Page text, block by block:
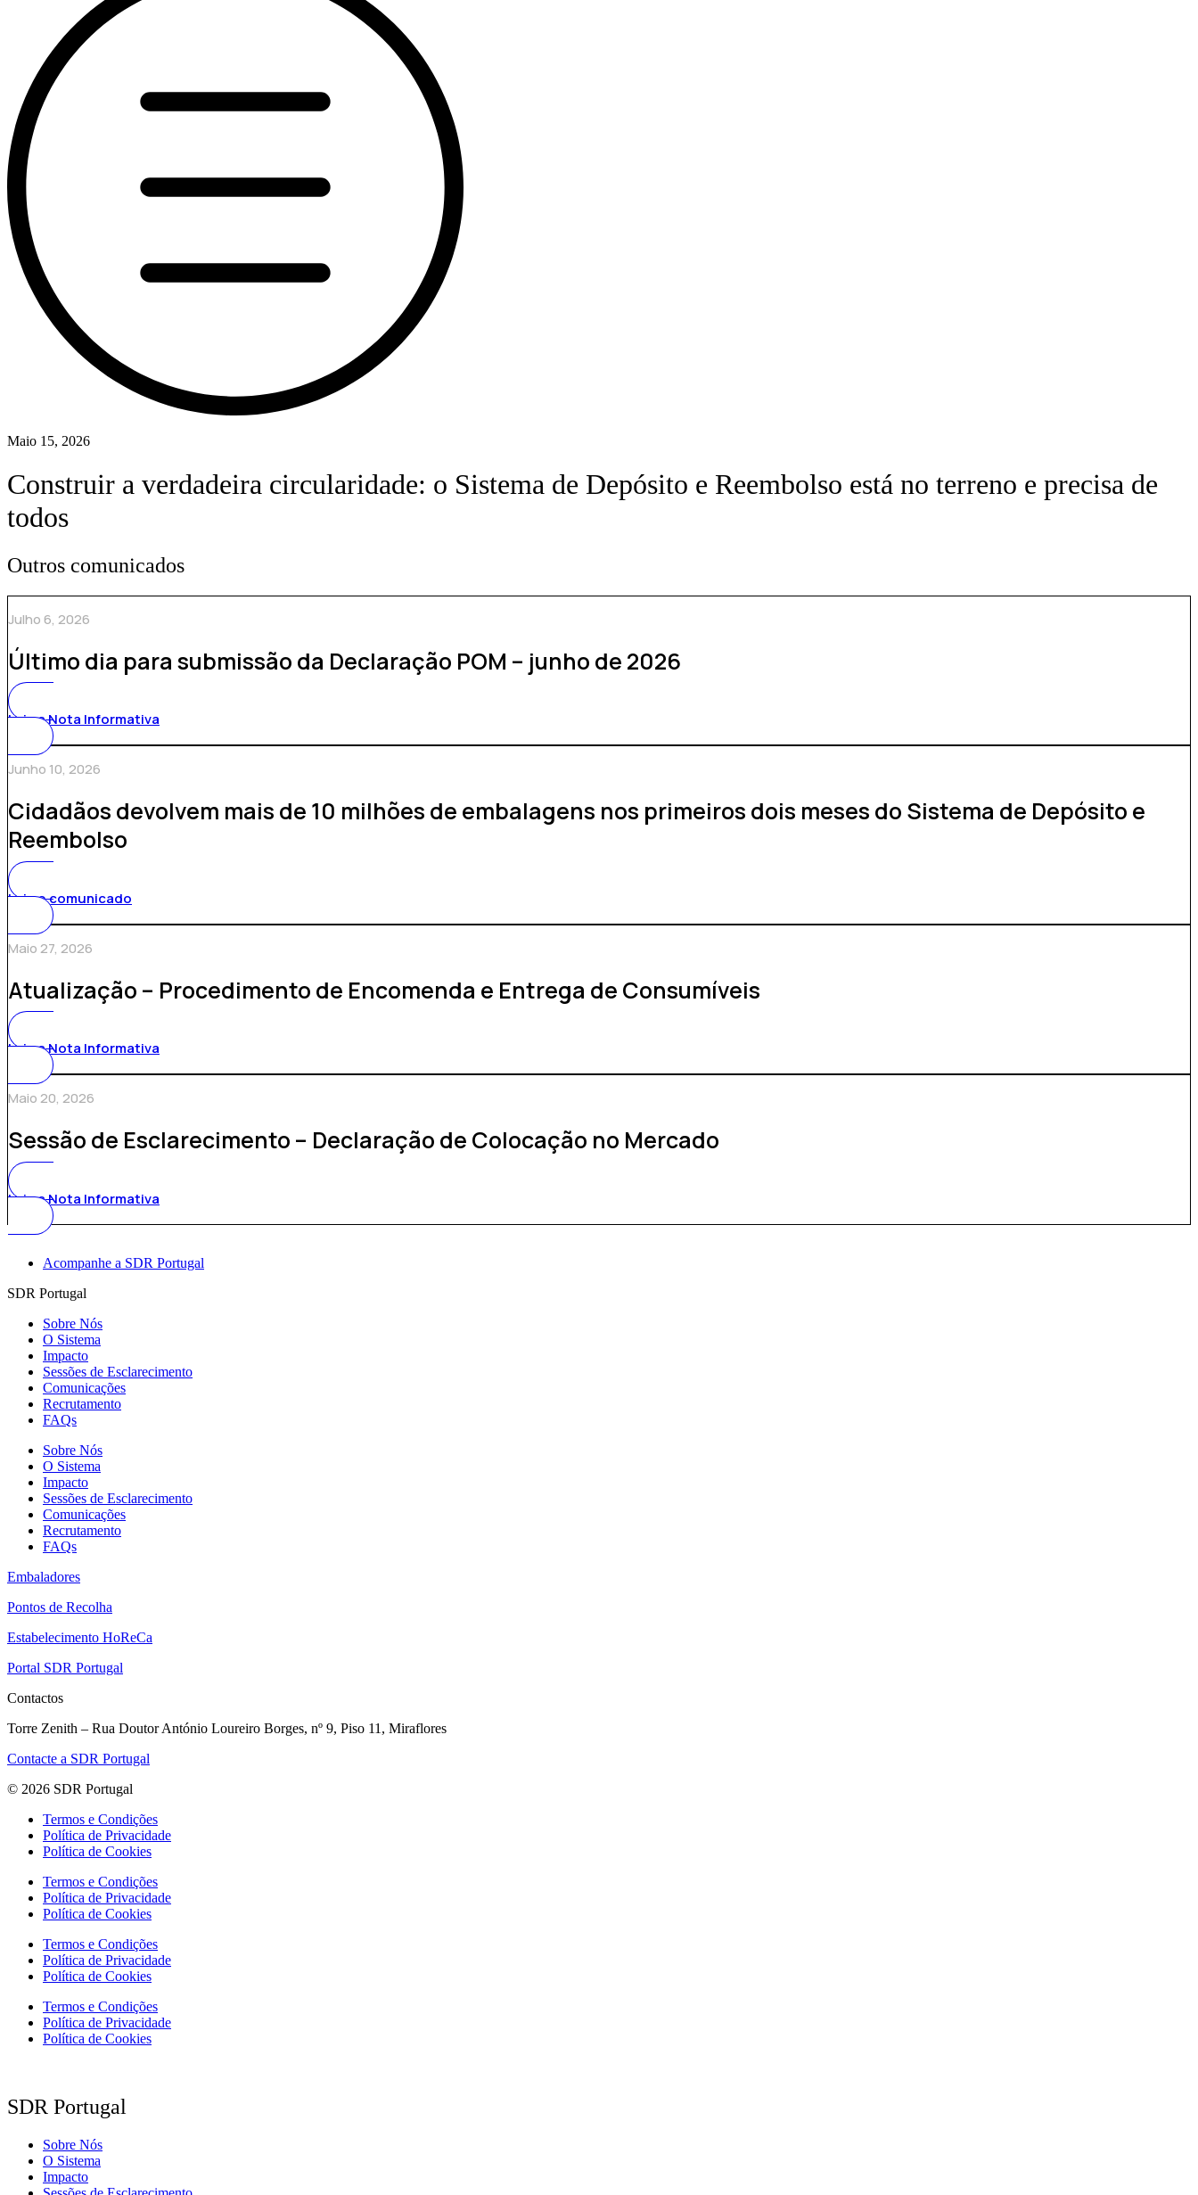
Maio 15, 2026
Construir a verdadeira circularidade: o Sistema de Depósito e Reembolso está no terreno e precisa de
todos
Outros comunicados
Julho 6, 2026
Último dia para submissão da Declaração POM – junho de 2026
Leia a Nota Informativa
Junho 10, 2026
Cidadãos devolvem mais de 10 milhões de embalagens nos primeiros dois meses do Sistema de Depósito e
Reembolso
Leia o comunicado
Maio 27, 2026
Atualização – Procedimento de Encomenda e Entrega de Consumíveis
Leia a Nota Informativa
Maio 20, 2026
Sessão de Esclarecimento – Declaração de Colocação no Mercado
Leia a Nota Informativa
Acompanhe a SDR Portugal
SDR Portugal
Sobre Nós
O Sistema
Impacto
Sessões de Esclarecimento
Comunicações
Recrutamento
FAQs
Sobre Nós
O Sistema
Impacto
Sessões de Esclarecimento
Comunicações
Recrutamento
FAQs
Embaladores
Pontos de Recolha
Estabelecimento HoReCa
Portal SDR Portugal
Contactos
Torre Zenith – Rua Doutor António Loureiro Borges, nº 9, Piso 11, Miraflores
Contacte a SDR Portugal
© 2026 SDR Portugal
Termos e Condições
Política de Privacidade
Política de Cookies
Termos e Condições
Política de Privacidade
Política de Cookies
Termos e Condições
Política de Privacidade
Política de Cookies
Termos e Condições
Política de Privacidade
Política de Cookies
SDR Portugal
Sobre Nós
O Sistema
Impacto